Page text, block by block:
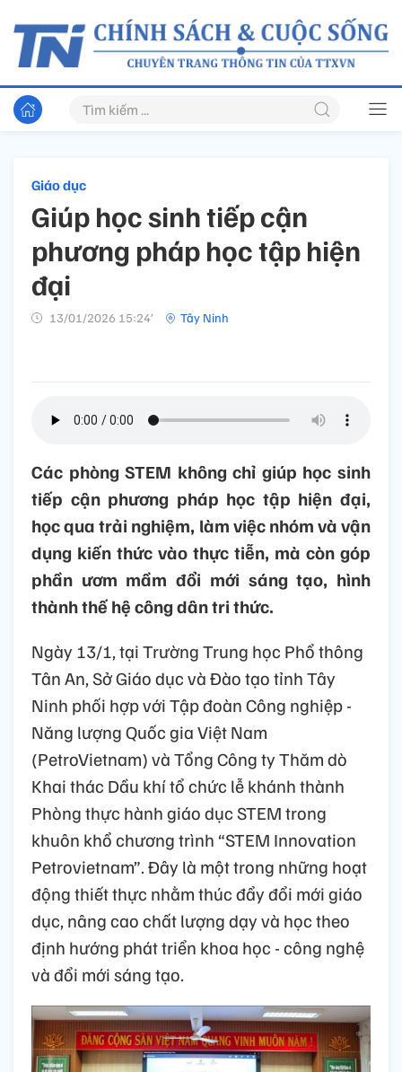
Giáo dục
Giúp học sinh tiếp cận
phương pháp học tập hiện
đại
13/01/2026 15:24’ Tây Ninh
Các phòng STEM không chỉ giúp học sinh
tiếp cận phương pháp học tập hiện đại,
học qua trải nghiệm, làm việc nhóm và vận
dụng kiến thức vào thực tiễn, mà còn góp
phần ươm mầm đổi mới sáng tạo, hình
thành thế hệ công dân tri thức.
Ngày 13/1, tại Trường Trung học Phổ thông
Tân An, Sở Giáo dục và Đào tạo tỉnh Tây
Ninh phối hợp với Tập đoàn Công nghiệp -
Năng lượng Quốc gia Việt Nam
(PetroVietnam) và Tổng Công ty Thăm dò
Khai thác Dầu khí tổ chức lễ khánh thành
Phòng thực hành giáo dục STEM trong
khuôn khổ chương trình “STEM Innovation
Petrovietnam”. Đây là một trong những hoạt
động thiết thực nhằm thúc đẩy đổi mới giáo
dục, nâng cao chất lượng dạy và học theo
định hướng phát triển khoa học - công nghệ
và đổi mới sáng tạo.